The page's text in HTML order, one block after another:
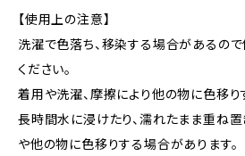
【使用上の注意】
洗濯で色落ち、移染する場合があるの
ください。
着用や洗濯、摩擦により他の物に色移り
長時間水に浸けたり、濡れたまま重ね置
や他の物に色移りする場合があります。